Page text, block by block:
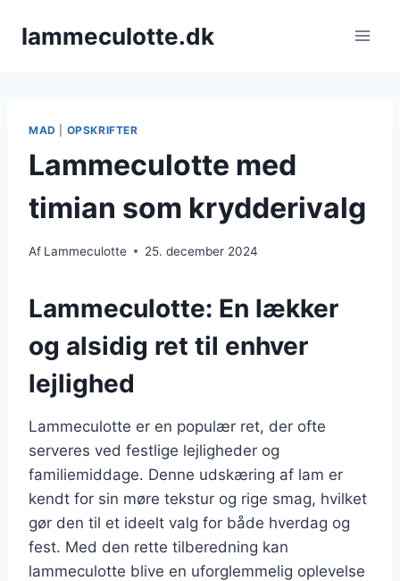
lammeculotte.dk
MAD OPSKRIFTER
Lammeculotte med
timian som krydderivalg
Af Lammeculotte 25. december 2024
Lammeculotte: En lækker
og alsidig ret til enhver
lejlighed
Lammeculotte er en populær ret, der ofte
serveres ved festlige lejligheder og
familiemiddage. Denne udskæring af lam er
kendt for sin møre tekstur og rige smag, hvilket
gør den til et ideelt valg for både hverdag og
fest. Med den rette tilberedning kan
lammeculotte blive en uforglemmelig oplevelse